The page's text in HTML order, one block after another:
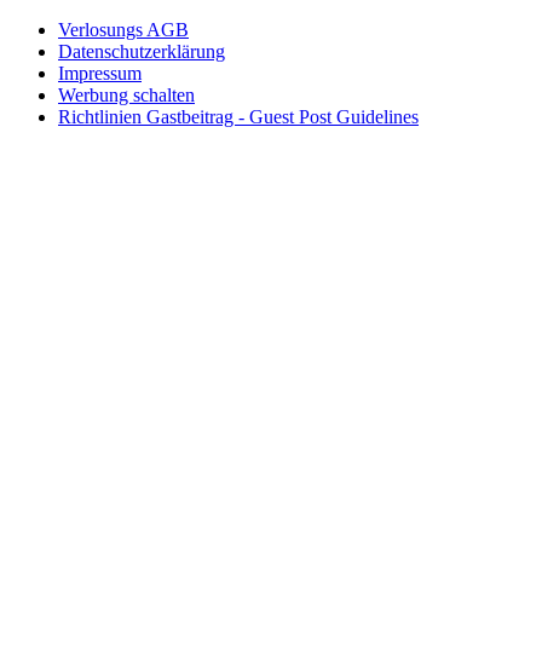
Verlosungs AGB
Datenschutzerklärung
Impressum
Werbung schalten
Richtlinien Gastbeitrag - Guest Post Guidelines